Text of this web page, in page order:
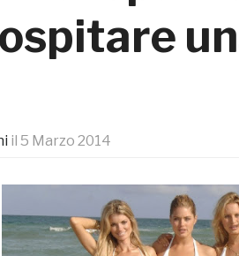
il 5 Marzo 2014